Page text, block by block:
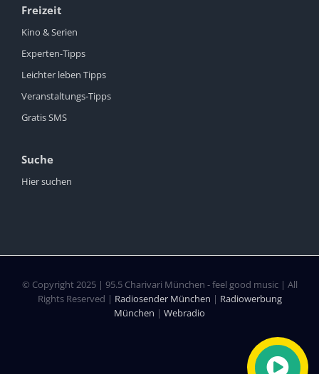
Freizeit
Kino & Serien
Experten-Tipps
Leichter leben Tipps
Veranstaltungs-Tipps
Gratis SMS
Suche
Hier suchen
© Copyright 2025 | 95.5 Charivari München - feel good music | All
Rights Reserved | Radiosender München | Radiowerbung
München | Webradio